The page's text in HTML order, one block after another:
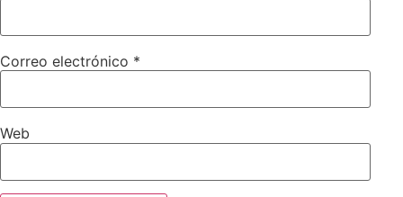
Correo electrónico *
Web